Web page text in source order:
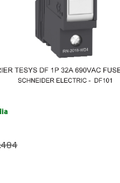
TAC, Imou,
Safe-D-Lock, Leroy
Secure, Telergon,
Trafindo,
banyak lagi.
dengan aman di
yang kami jual
dan dapat disertai
Untuk dapatkan harga
lanjut bisa